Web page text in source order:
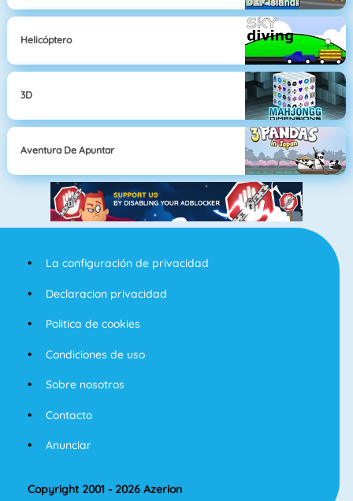
Helicóptero
3D
Aventura De Apuntar
La configuración de privacidad
Declaracion privacidad
Politica de cookies
Condiciones de uso
Sobre nosotros
Contacto
Anunciar
Copyright 2001 - 2026 Azerion